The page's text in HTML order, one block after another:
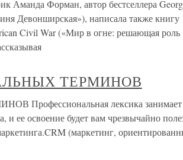
Аманда Форман, автор бестселлера
Девонширская»), написала также книгу
Civil War («Мир в огне: решающая роль
ТЕРМИНОВ
лексика занимает
и ее освоение будет вам чрезвычайно
(маркетинг,